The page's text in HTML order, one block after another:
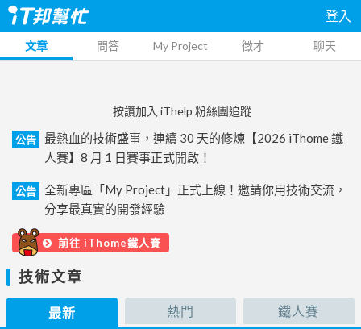
登入
文章 問答 My Project 徵才 聊天
按讚加入 iThelp 粉絲團追蹤
公告
最熱血的技術盛事，連續 30 天的修煉【2026 iThome 鐵
人賽】8 月 1 日賽事正式開啟！
公告
全新專區「My Project」正式上線！邀請你用技術交流，
分享最真實的開發經驗
前往 iThome鐵人賽
技術文章
最新 熱門 鐵人賽